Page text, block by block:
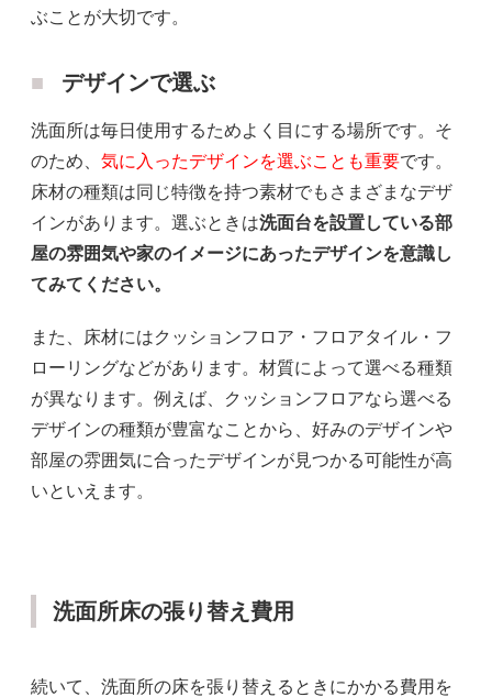
ぶことが大切です。
デザインで選ぶ
洗面所は毎日使用するためよく目にする場所です。そ
のため、 気に入ったデザインを選ぶことも重要です。
床材の種類は同じ特徴を持つ素材でもさまざまなデザ
インがあります。選ぶときは洗面台を設置している部
屋の雰囲気や家のイメージにあったデザインを意識し
てみてください。
また、床材にはクッションフロア・フロアタイル・フ
ローリングなどがあります。材質によって選べる種類
が異なります。例えば、クッションフロアなら選べる
デザインの種類が豊富なことから、好みのデザインや
部屋の雰囲気に合ったデザインが見つかる可能性が高
いといえます。
洗面所床の張り替え費用
続いて、洗面所の床を張り替えるときにかかる費用を